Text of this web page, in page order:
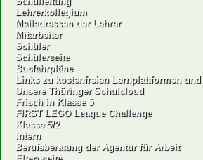
Lehrerkollegium
Mailadressen der Lehrer
Mitarbeiter
Schüler
Schülerseite
Busfahrpläne
Links zu kostenfreien Lernplattformen und
Unsere Thüringer Schulcloud
Frisch in Klasse 5
FIRST LEGO League Challenge
Klasse 5/2
Intern
Berufsberatung der Agentur für Arbeit